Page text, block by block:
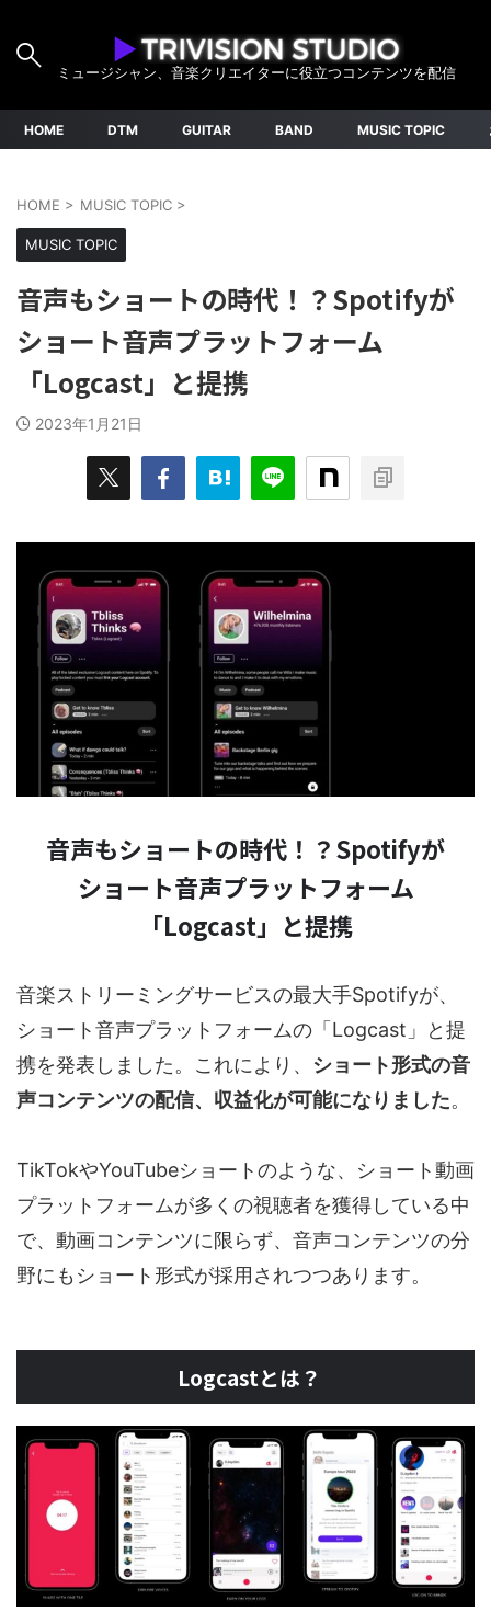
ミュージシャン、音楽クリエイターに役立つコンテンツを配信
HOME DTM GUITAR BAND MUSIC TOPIC
HOME > MUSIC TOPIC >
MUSIC TOPIC
音声もショートの時代！？Spotifyが
ショート音声プラットフォーム
「Logcast」と提携
2023年1月21日
音声もショートの時代！？Spotifyが
ショート音声プラットフォーム
「Logcast」と提携
音楽ストリーミングサービスの最大手Spotifyが、
ショート音声プラットフォームの「Logcast」と提
携を発表しました。これにより、 ショート形式の音
声コンテンツの配信、収益化が可能になりました。
TikTokやYouTubeショートのような、ショート動画
プラットフォームが多くの視聴者を獲得している中
で、動画コンテンツに限らず、音声コンテンツの分
野にもショート形式が採用されつつあります。
Logcastとは？